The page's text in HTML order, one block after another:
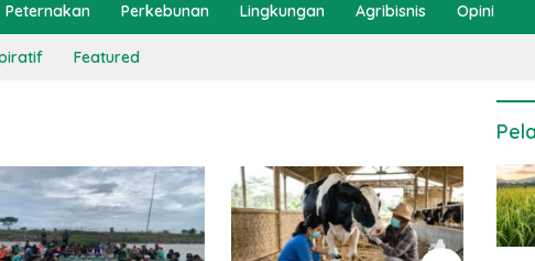
Peternakan Perkebunan Lingkungan Agribisnis Opini
Featured